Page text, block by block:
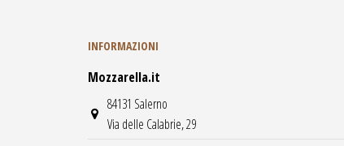
INFORMAZIONI
Mozzarella.it
84131 Salerno
Via delle Calabrie, 29